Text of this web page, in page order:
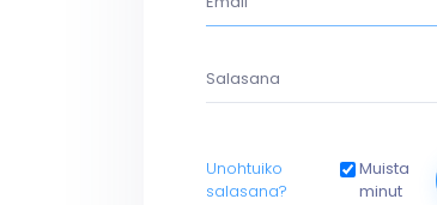
Unohtuiko
salasana?
Muista
minut